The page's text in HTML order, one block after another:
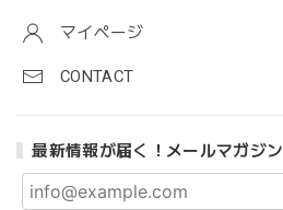
マイページ
CONTACT
最新情報が届く！メールマガジン